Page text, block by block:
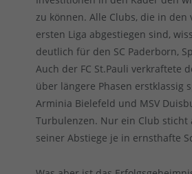
zu können. Alle Clubs, die in
ersten Liga abgestiegen sind,
deutlich für den SC Paderborn,
Auch der FC St.Pauli verkraftete
über längere Phasen erstklassig
Arminia Bielefeld und MSV
Turbulenzen. Nur ein Club sticht
seiner Abstiege je in ernsthafte